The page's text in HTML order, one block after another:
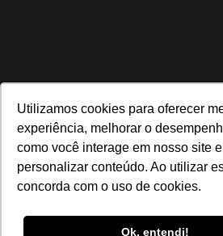
Utilizamos cookies para oferecer
experiência, melhorar o
como você interage em nosso site e
personalizar conteúdo. Ao utilizar
concorda com o uso de cookies.
Ok, entendi!
Navegue no site
Últimas notícias Quem somos E-
Política de privacidade